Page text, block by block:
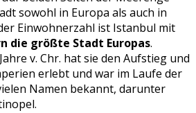
sowohl in Europa als auch in
Einwohnerzahl ist Istanbul mit
die größte Stadt Europas.
v. Chr. hat sie den Aufstieg und
erlebt und war im Laufe der
Namen bekannt, darunter